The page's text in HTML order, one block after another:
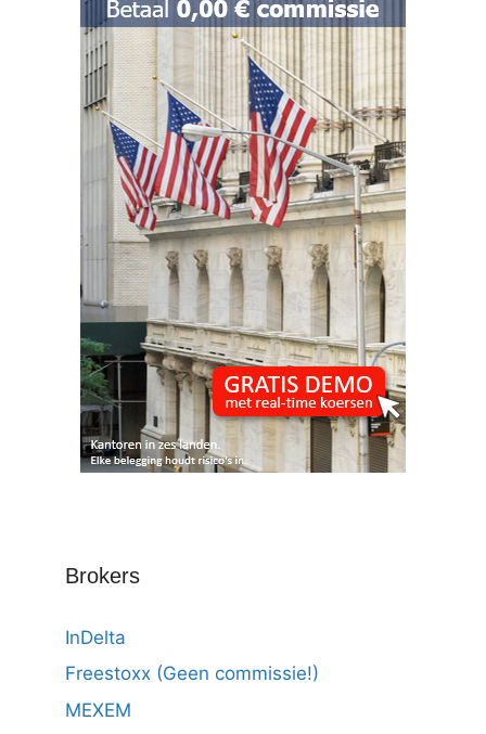
Brokers
InDelta
Freestoxx (Geen commissie!)
MEXEM